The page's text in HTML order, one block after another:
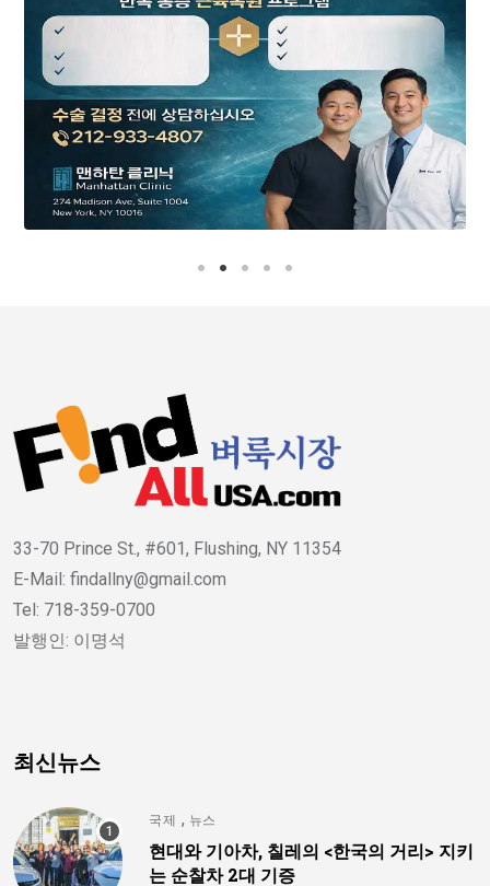
33-70 Prince St., #601, Flushing, NY 11354
E-Mail: findallny@gmail.com
Tel: 718-359-0700
발행인: 이명석
최신뉴스
국제 , 뉴스
현대와 기아차, 칠레의 <한국의 거리> 지키
는 순찰차 2대 기증